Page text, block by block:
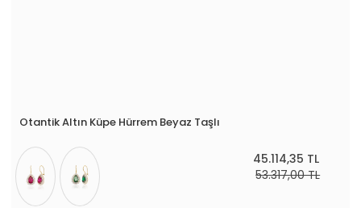
Otantik Altın Küpe Hürrem Beyaz Taşlı
45.114,35 TL
53.317,00 TL